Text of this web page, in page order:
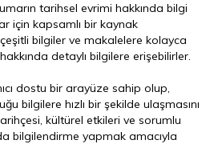
tarihsel evrimi hakkında bilgi
için kapsamlı bir kaynak
çeşitli bilgiler ve makalelere kolayca
detaylı bilgilere erişebilirler.
dostu bir arayüze sahip olup,
bilgilere hızlı bir şekilde ulaşmasını
kültürel etkileri ve sorumlu
bilgilendirme yapmak amacıyla